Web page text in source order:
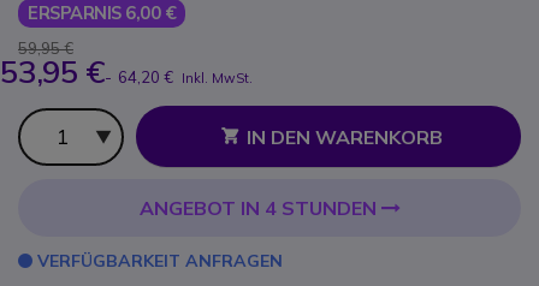
ERSPARNIS 6,00 €
59,95 €
53,95 €- 64,20 € Inkl. MwSt.
Anzahl
IN DEN WARENKORB
ANGEBOT IN 4 STUNDEN
VERFÜGBARKEIT ANFRAGEN